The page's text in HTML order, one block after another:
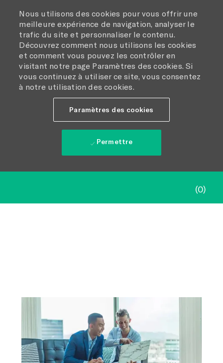
Nous utilisons des cookies pour vous offrir une
meilleure expérience de navigation, analyser le
trafic du site et personnaliser le contenu.
Découvrez comment nous utilisons les cookies
et comment vous pouvez les contrôler en
visitant notre page Paramètres des cookies. Si
vous continuez à utiliser ce site, vous consentez
à notre utilisation des cookies.
Paramètres des cookies
Permettre
(0)